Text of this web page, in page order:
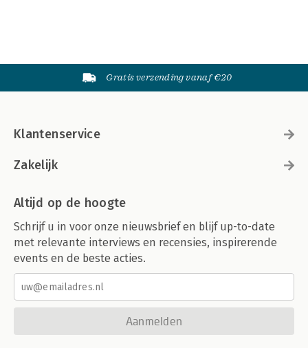
Gratis verzending vanaf €20
Klantenservice
Zakelijk
Altijd op de hoogte
Schrijf u in voor onze nieuwsbrief en blijf up-to-date
met relevante interviews en recensies, inspirerende
events en de beste acties.
Aanmelden